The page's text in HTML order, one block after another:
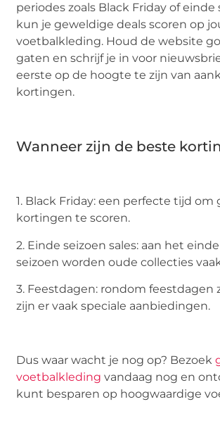
periodes zoals Black Friday of einde
kun je geweldige deals scoren op
voetbalkleding. Houd de website
gaten en schrijf je in voor
eerste op de hoogte te zijn van
kortingen.
Wanneer zijn de beste
1. Black Friday: een perfecte tijd om
kortingen te scoren.
2. Einde seizoen sales: aan het
seizoen worden oude collecties
3. Feestdagen: rondom feestdagen
zijn er vaak speciale aanbiedingen.
Dus waar wacht je nog op? Bezoek
voetbalkleding vandaag nog en
kunt besparen op hoogwaardige